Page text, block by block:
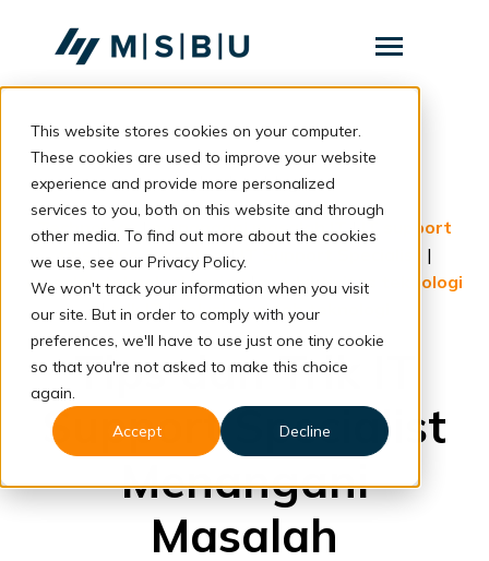
This website stores cookies on your computer.
These cookies are used to improve your website
experience and provide more personalized
services to you, both on this website and through
other media. To find out more about the cookies
we use, see our Privacy Policy.
We won't track your information when you visit
our site. But in order to comply with your
preferences, we'll have to use just one tiny cookie
so that you're not asked to make this choice
again.
Accept
Decline
Toggle
Layanan Toggle
children
Layanan
Komunitas
Tentang
Resources Toggle
children
Resources
Konsultasi
back to blog
Technology |menangani masalah IT | IT support
tips| tips teknologi|IT Support Specialist
|
masalah teknologi harian|produktivitas teknologi
|trik IT| solusi masalah teknologi
Tips dan Trik IT
Support Specialist
Menangani
Masalah